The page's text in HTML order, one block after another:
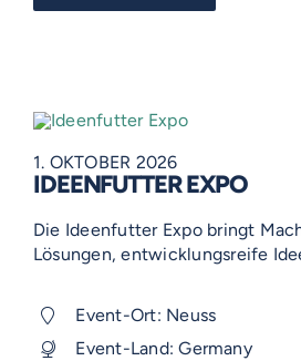
1. OKTOBER 2026
IDEENFUTTER EXPO
Die Ideenfutter Expo bringt
Lösungen, entwicklungsreife
Event-Ort: Neuss
Event-Land: Germany